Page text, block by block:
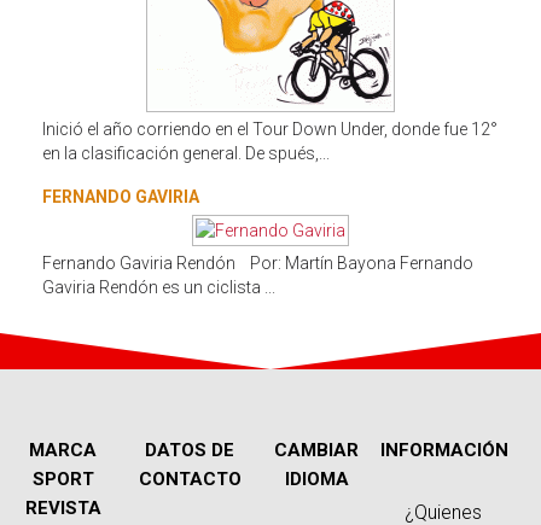
Inició el año corriendo en el Tour Down Under, donde fue 12°
en la clasificación general. De spués,...
FERNANDO GAVIRIA
Fernando Gaviria Rendón Por: Martín Bayona Fernando
Gaviria Rendón es un ciclista ...
MARCA
SPORT
REVISTA
DATOS DE
CONTACTO
CAMBIAR
IDIOMA
INFORMACIÓN
¿Quienes